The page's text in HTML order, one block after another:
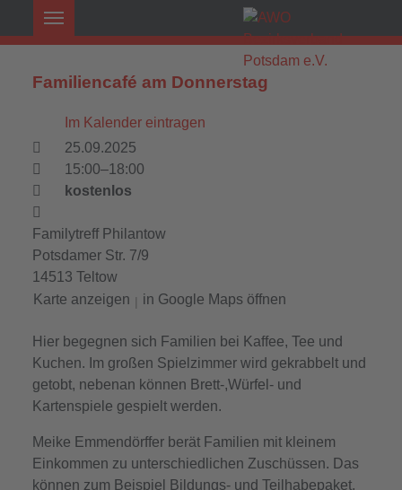
Familiencafé am Donnerstag
Im Kalender eintragen
25.09.2025
15:00–18:00
kostenlos
Familytreff Philantow
Potsdamer Str. 7/9
14513 Teltow
Karte anzeigen | in Google Maps öffnen
Hier begegnen sich Familien bei Kaffee, Tee und
Kuchen. Im großen Spielzimmer wird gekrabbelt und
getobt, nebenan können Brett-,Würfel- und
Kartenspiele gespielt werden.
Meike Emmendörffer berät Familien mit kleinem
Einkommen zu unterschiedlichen Zuschüssen. Das
können zum Beispiel Bildungs- und Teilhabepaket,